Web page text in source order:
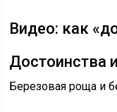
Видео: как
Достоинства
Березовая роща и